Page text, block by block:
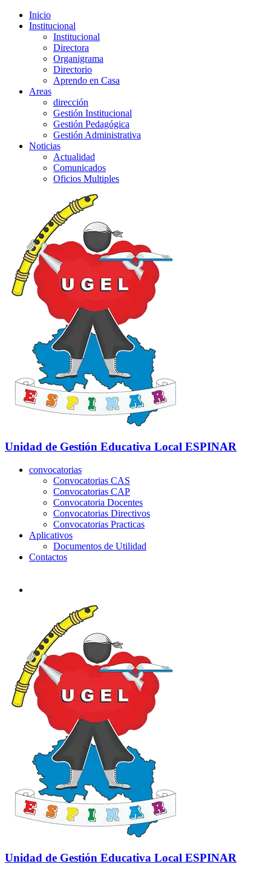
Inicio
Institucional
Institucional
Directora
Organigrama
Directorio
Aprendo en Casa
Areas
dirección
Gestión Institucional
Gestión Pedagógica
Gestión Administrativa
Noticias
Actualidad
Comunicados
Oficios Multiples
Unidad de Gestión Educativa Local ESPINAR
convocatorias
Convocatorias CAS
Convocatorias CAP
Convocatoria Docentes
Convocatorias Directivos
Convocatorias Practicas
Aplicativos
Documentos de Utilidad
Contactos
Unidad de Gestión Educativa Local ESPINAR